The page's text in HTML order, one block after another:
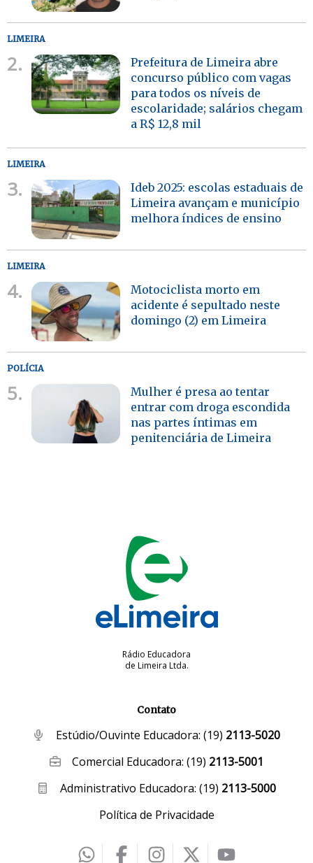
LIMEIRA
2.
Prefeitura de Limeira abre
concurso público com vagas
para todos os níveis de
escolaridade; salários chegam
a R$ 12,8 mil
LIMEIRA
3.
Ideb 2025: escolas estaduais de
Limeira avançam e município
melhora índices de ensino
LIMEIRA
4.
Motociclista morto em
acidente é sepultado neste
domingo (2) em Limeira
POLÍCIA
5.
Mulher é presa ao tentar
entrar com droga escondida
nas partes íntimas em
penitenciária de Limeira
Rádio Educadora
de Limeira Ltda.
Contato
Estúdio/Ouvinte Educadora: (19) 2113-5020
Comercial Educadora:(19) 2113-5001
Administrativo Educadora: (19) 2113-5000
Política de Privacidade